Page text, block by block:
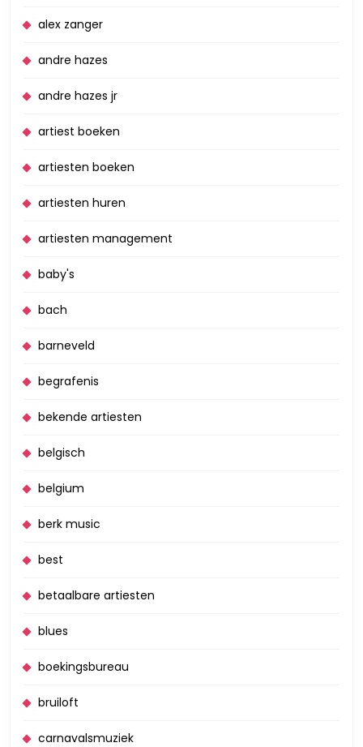
alex zanger
andre hazes
andre hazes jr
artiest boeken
artiesten boeken
artiesten huren
artiesten management
baby's
bach
barneveld
begrafenis
bekende artiesten
belgisch
belgium
berk music
best
betaalbare artiesten
blues
boekingsbureau
bruiloft
carnavalsmuziek